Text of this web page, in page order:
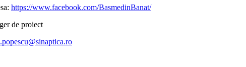
https://www.facebook.com/BasmedinBanat/
de proiect